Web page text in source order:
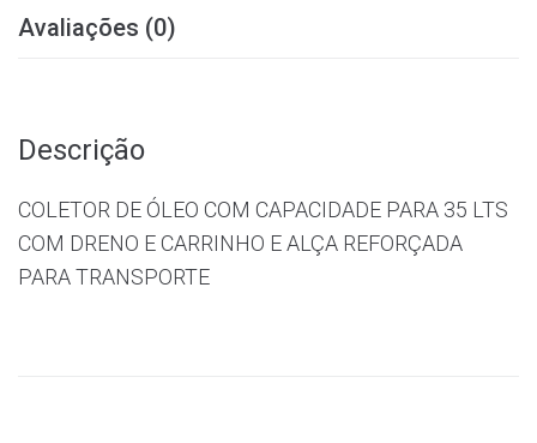
Avaliações (0)
Descrição
COLETOR DE ÓLEO COM CAPACIDADE PARA 35 LTS
COM DRENO E CARRINHO E ALÇA REFORÇADA
PARA TRANSPORTE